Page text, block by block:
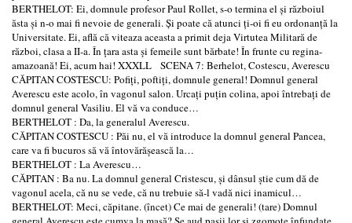
BERTHELOT: Ei, domnule profesor Paul Rollet, s-o termina el şi războiul
ăsta şi n-o mai fi nevoie de generali. Şi poate că atunci ţi-oi fi eu ordonanţă la
Universitate. Ei, află că viteaza aceasta a primit deja Virtutea Militară de
război, clasa a II-a. În ţara asta şi femeile sunt bărbate! În frunte cu regina-
amazoană! Ei, acum hai! XXXLL SCENA 7: Berhelot, Costescu, Averescu
CĂPITAN COSTESCU: Pofiţi, poftiţi, domnule general! Domnul general
Averescu este acolo, în vagonul salon. Urcaţi puţin colina, apoi întrebaţi de
domnul general Vasiliu. El vă va conduce…
BERTHELOT : Da, la generalul Averescu.
CĂPITAN COSTESCU : Păi nu, el vă introduce la domnul general Pancea,
care va fi bucuros să vă întovărăşească la…
BERTHELOT : La Averescu…
CĂPITAN : Ba nu. La domnul general Cristescu, şi dânsul ştie cum dă de
vagonul acela, că nu se vede, că nu trebuie să-l vadă nici inamicul…
BERTHELOT: Meci, căpitane. (încet) Ce mai de generali! (tare) Domnul